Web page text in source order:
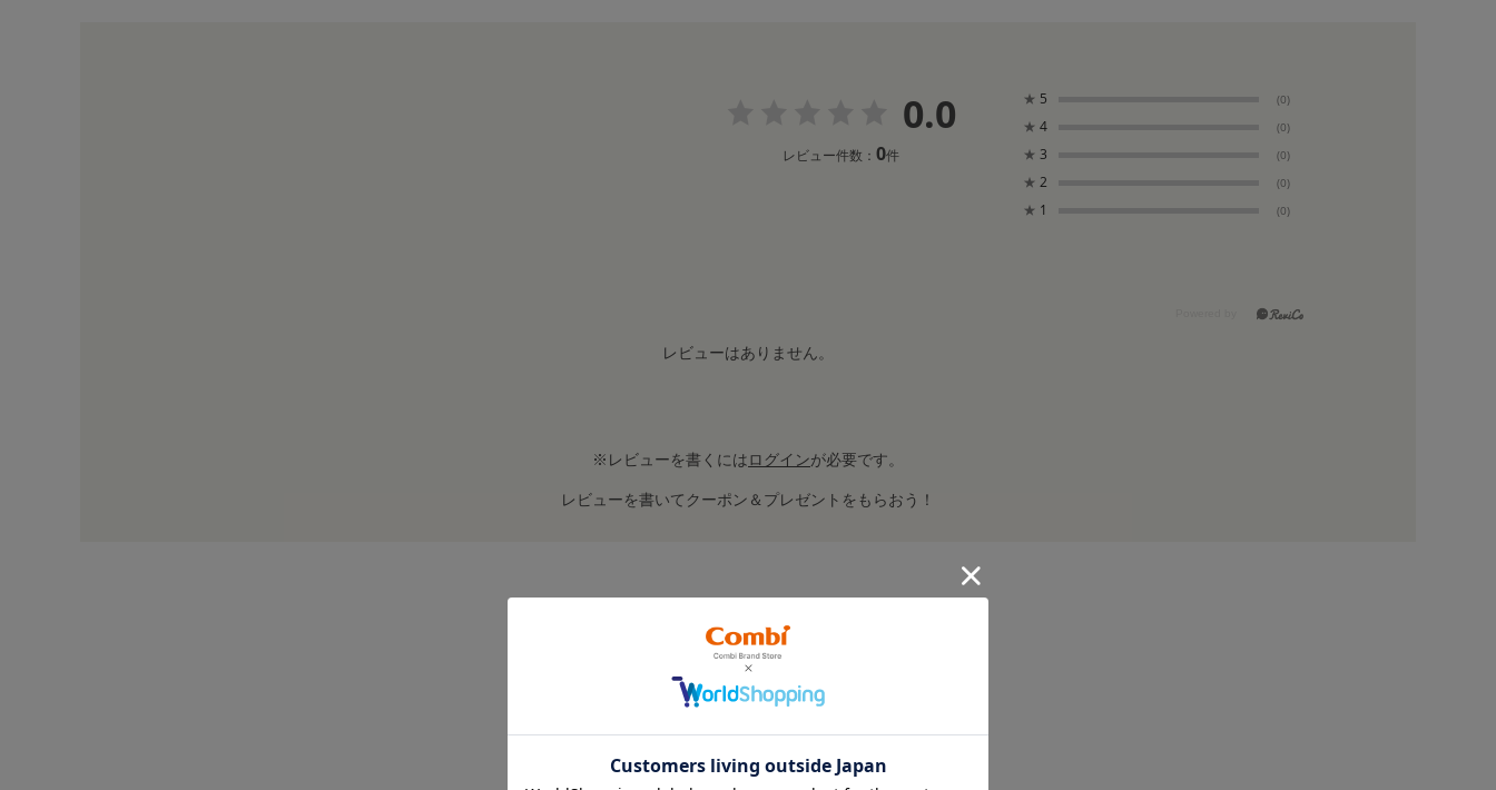
0.0
レビュー件数： 0件
★ 5 (0)
★ 4 (0)
★ 3 (0)
★ 2 (0)
★ 1 (0)
レビューはありません。
※レビューを書くにはログインが必要です。
レビューを書いてクーポン＆プレゼントをもらおう！
FEATURE